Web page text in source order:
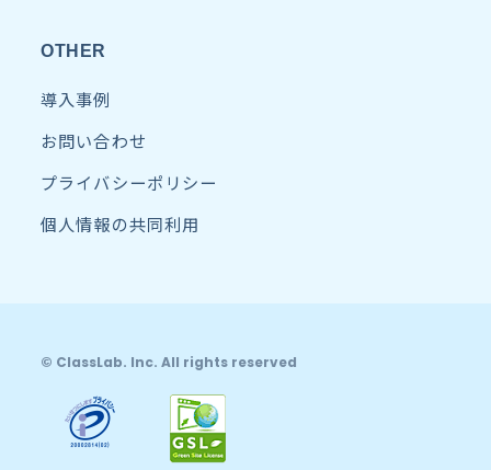
OTHER
導入事例
お問い合わせ
プライバシーポリシー
個人情報の共同利用
© ClassLab. Inc. All rights reserved